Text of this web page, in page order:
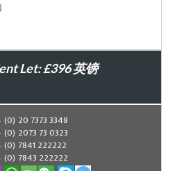
Let: £396 英镑
Book Now
(0) 20 7373 3348
(0) 2073 73 0323
(0) 7841 222222
(0) 7843 222222